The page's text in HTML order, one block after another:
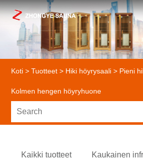
Koti > Tuotteet > Hiki höyrysaali > Pieni
Kolmen hengen höyryhuone
Kaikki tuotteet Kaukainen